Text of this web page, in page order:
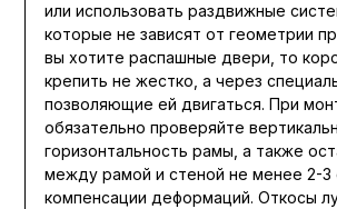
или использовать раздвижные
которые не зависят от геометрии
вы хотите распашные двери, то
крепить не жестко, а через
позволяющие ей двигаться. При
обязательно проверяйте
горизонтальность рамы, а также
между рамой и стеной не менее 2-3
компенсации деформаций. Откосы